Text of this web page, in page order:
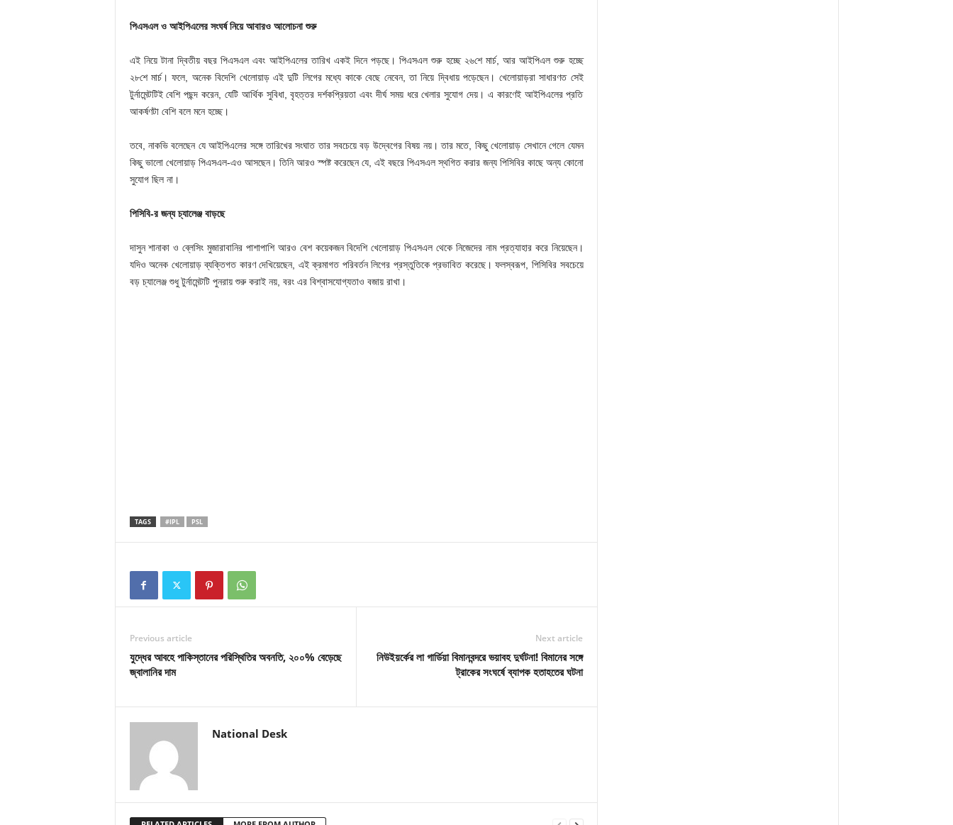
পিএসএল ও আইপিএলের সংঘর্ষ নিয়ে আবারও আলোচনা শুরু
এই নিয়ে টানা দ্বিতীয় বছর পিএসএল এবং আইপিএলের তারিখ একই দিনে পড়ছে। পিএসএল শুরু হচ্ছে ২৬শে মার্চ, আর আইপিএল শুরু হচ্ছে
২৮শে মার্চ। ফলে, অনেক বিদেশি খেলোয়াড় এই দুটি লিগের মধ্যে কাকে বেছে নেবেন, তা নিয়ে দ্বিধায় পড়েছেন। খেলোয়াড়রা সাধারণত সেই
টুর্নামেন্টটিই বেশি পছন্দ করেন, যেটি আর্থিক সুবিধা, বৃহত্তর দর্শকপ্রিয়তা এবং দীর্ঘ সময় ধরে খেলার সুযোগ দেয়। এ কারণেই আইপিএলের প্রতি
আকর্ষণটা বেশি বলে মনে হচ্ছে।
তবে, নাকভি বলেছেন যে আইপিএলের সঙ্গে তারিখের সংঘাত তার সবচেয়ে বড় উদ্বেগের বিষয় নয়। তার মতে, কিছু খেলোয়াড় সেখানে গেলে যেমন
কিছু ভালো খেলোয়াড় পিএসএল-এও আসছেন। তিনি আরও স্পষ্ট করেছেন যে, এই বছরে পিএসএল স্থগিত করার জন্য পিসিবির কাছে অন্য কোনো
সুযোগ ছিল না।
পিসিবি-র জন্য চ্যালেঞ্জ বাড়ছে
দাসুন শানাকা ও ব্লেসিং মুজারাবানির পাশাপাশি আরও বেশ কয়েকজন বিদেশি খেলোয়াড় পিএসএল থেকে নিজেদের নাম প্রত্যাহার করে নিয়েছেন।
যদিও অনেক খেলোয়াড় ব্যক্তিগত কারণ দেখিয়েছেন, এই ক্রমাগত পরিবর্তন লিগের প্রস্তুতিকে প্রভাবিত করেছে। ফলস্বরূপ, পিসিবির সবচেয়ে
বড় চ্যালেঞ্জ শুধু টুর্নামেন্টটি পুনরায় শুরু করাই নয়, বরং এর বিশ্বাসযোগ্যতাও বজায় রাখা।
TAGS #IPL PSL
Previous article
যুদ্ধের আবহে পাকিস্তানের পরিস্থিতির অবনতি, ২০০% বেড়েছে
জ্বালানির দাম
Next article
নিউইয়র্কের লা গার্ডিয়া বিমানবন্দরে ভয়াবহ দুর্ঘটনা! বিমানের সঙ্গে
ট্রাকের সংঘর্ষে ব্যাপক হতাহতের ঘটনা
National Desk